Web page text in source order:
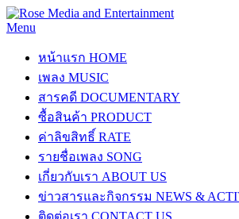
Menu
หน้าแรก HOME
เพลง MUSIC
สารคดี DOCUMENTARY
ซื้อสินค้า PRODUCT
ค่าลิขสิทธิ์ RATE
รายชื่อเพลง SONG
เกี่ยวกับเรา ABOUT US
ข่าวสารและกิจกรรม NEWS &
ติดต่อเรา CONTACT US